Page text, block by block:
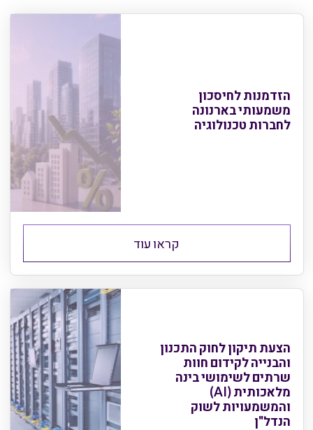
הזדמנות לחיסכון
משמעותי בארנונה
לחברות טכנולוגיה
קראו עוד
הצעת תיקון לחוק התכנון
והבנייה לקידום חוות
שרתים לשימושי בינה
מלאכותית (AI)
והמשמעויות לשוק
הנדל"ן